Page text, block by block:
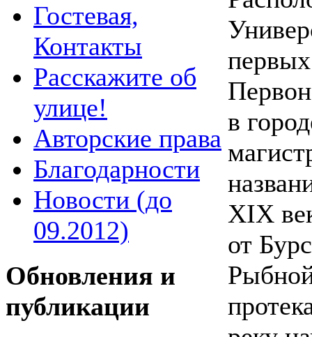
Гостевая,
Контакты
Расскажите об
улице!
Авторские права
Благодарности
Новости (до
09.2012)
Обновления и
публикации
в
ХIХ
от